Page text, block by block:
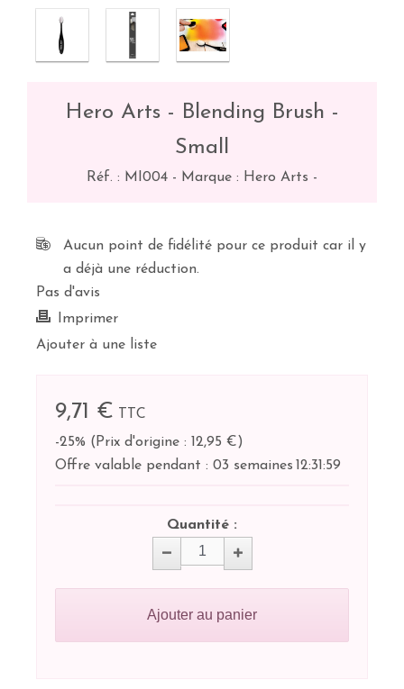
Hero Arts - Blending Brush -
Small
Réf. : MI004 - Marque : Hero Arts -
Aucun point de fidélité pour ce produit car il y
a déjà une réduction.
Pas d'avis
Imprimer
Ajouter à une liste
9,71 €
TTC
-25% ( Prix d'origine : 12,95 €)
Offre valable pendant : 03 semaines 12:31:59
Quantité :
Ajouter au panier